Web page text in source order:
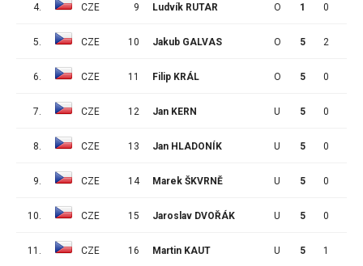
4. CZE 9 Ludvík RUTAR O 1 0
5. CZE 10 Jakub GALVAS O 5 2
6. CZE 11 Filip KRÁL O 5 0
7. CZE 12 Jan KERN U 5 0
8. CZE 13 Jan HLADONÍK U 5 0
9. CZE 14 Marek ŠKVRNĚ U 5 0
10. CZE 15 Jaroslav DVOŘÁK U 5 0
11. CZE 16 Martin KAUT U 5 1